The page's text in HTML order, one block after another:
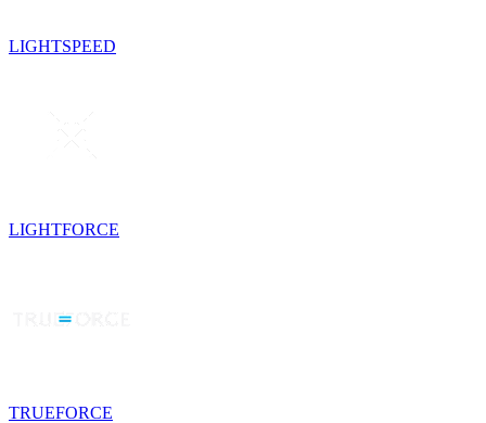
LIGHTSPEED
LIGHTFORCE
TRUEFORCE